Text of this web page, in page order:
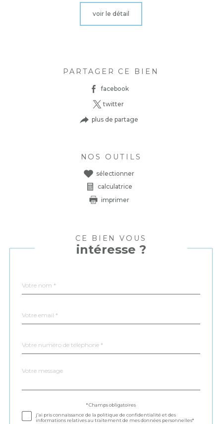
voir le détail
PARTAGER CE BIEN
facebook
twitter
plus de partage
NOS OUTILS
sélectionner
calculatrice
imprimer
CE BIEN VOUS
intéresse ?
par
*
*
*
Fieldset
Message
*
* Champs obligatoires
j'ai pris connaissance de la politique de confidentialité et des
informations relatives au traitement de mes données personnelles*